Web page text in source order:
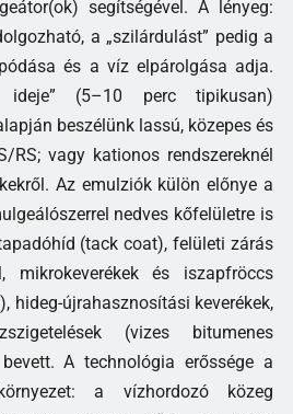
segítségével. A lényeg:
a „szilárdulást” pedig a
és a víz elpárolgása adja.
(5–10 perc tipikusan)
beszélünk lassú, közepes és
RS; vagy kationos rendszereknél
Az emulziók külön előnye a
nedves kőfelületre is
(tack coat), felületi zárás
és iszapfröccs
hideg-újrahasznosítási keverékek,
(vizes bitumenes
A technológia erőssége a
a vízhordozó közeg